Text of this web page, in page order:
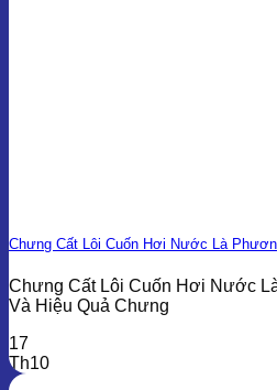
Chưng Cất Lôi Cuốn Hơi Nước Là
Chưng Cất Lôi Cuốn Hơi Nước
Và Hiệu Quả Chưng
17
Th10